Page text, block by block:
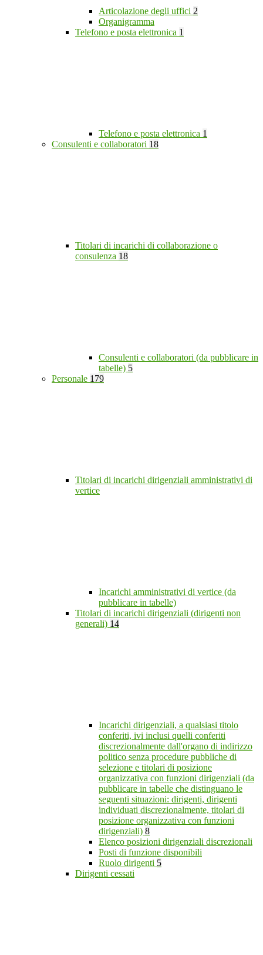
Articolazione degli uffici 2
Organigramma
Telefono e posta elettronica 1
Telefono e posta elettronica 1
Consulenti e collaboratori 18
Titolari di incarichi di collaborazione o
consulenza 18
Consulenti e collaboratori (da pubblicare in
tabelle) 5
Personale 179
Titolari di incarichi dirigenziali amministrativi di
vertice
Incarichi amministrativi di vertice (da
pubblicare in tabelle)
Titolari di incarichi dirigenziali (dirigenti non
generali) 14
Incarichi dirigenziali, a qualsiasi titolo
conferiti, ivi inclusi quelli conferiti
discrezionalmente dall'organo di indirizzo
politico senza procedure pubbliche di
selezione e titolari di posizione
organizzativa con funzioni dirigenziali (da
pubblicare in tabelle che distinguano le
seguenti situazioni: dirigenti, dirigenti
individuati discrezionalmente, titolari di
posizione organizzativa con funzioni
dirigenziali) 8
Elenco posizioni dirigenziali discrezionali
Posti di funzione disponibili
Ruolo dirigenti 5
Dirigenti cessati